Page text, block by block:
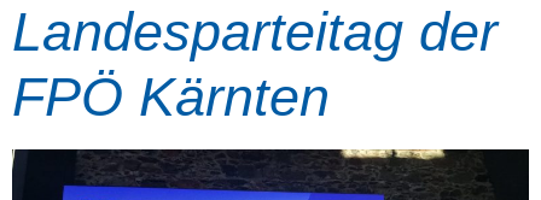
Landesparteitag der
FPÖ Kärnten